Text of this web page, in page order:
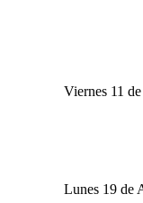
Viernes 11
Lunes 19 de